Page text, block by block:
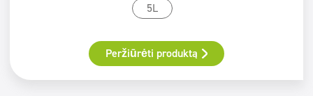
5L
Peržiūrėti produktą